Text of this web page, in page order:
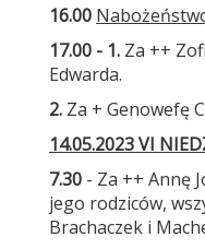
16.00
17.00 - 1. Za ++
Edwarda.
2. Za + Genowefę
14.05.2023 VI
7.30 - Za ++ Annę
jego rodziców,
Brachaczek i